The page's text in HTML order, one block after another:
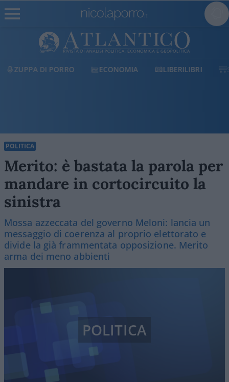
ECONOMIA LIBERILIBRI SHOP SOSTIENICI
POLITICA
Merito: è bastata la parola per
mandare in cortocircuito la
sinistra
Mossa azzeccata del governo Meloni: lancia un
messaggio di coerenza al proprio elettorato e
divide la già frammentata opposizione. Merito
arma dei meno abbienti
POLITICA